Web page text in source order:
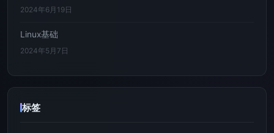
2024年6月19日
Linux基础
2024年5月7日
标签